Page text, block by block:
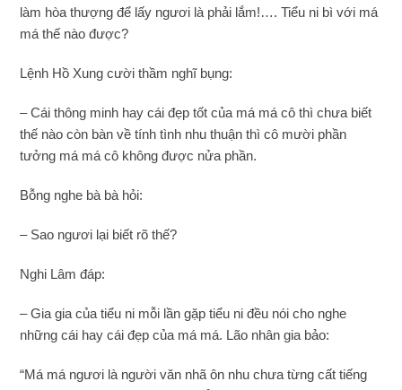
làm hòa thượng để lấy ngươi là phải lắm!…. Tiểu ni bì với má
má thế nào được?
Lệnh Hồ Xung cười thầm nghĩ bụng:
– Cái thông minh hay cái đẹp tốt của má má cô thì chưa biết
thế nào còn bàn về tính tình nhu thuận thì cô mười phần
tưởng má má cô không được nửa phần.
Bỗng nghe bà bà hỏi:
– Sao ngươi lại biết rõ thế?
Nghi Lâm đáp:
– Gia gia của tiểu ni mỗi lần gặp tiểu ni đều nói cho nghe
những cái hay cái đẹp của má má. Lão nhân gia bảo:
“Má má ngươi là người văn nhã ôn nhu chưa từng cất tiếng